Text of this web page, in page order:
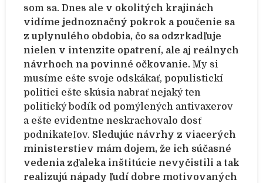
som sa. Dnes ale v okolitých krajinách
vidíme jednoznačný pokrok a poučenie sa
z uplynulého obdobia, čo sa odzrkadľuje
nielen v intenzite opatrení, ale aj reálnych
návrhoch na povinné očkovanie. My si
musíme ešte svoje odskákať, populistickí
politici ešte skúsia nabrať nejaký ten
politický bodík od pomýlených antivaxerov
a ešte evidentne neskrachovalo dosť
podnikateľov. Sledujúc návrhy z viacerých
ministerstiev mám dojem, že ich súčasné
vedenia zďaleka inštitúcie nevyčistili a tak
realizujú nápady ľudí dobre motivovaných